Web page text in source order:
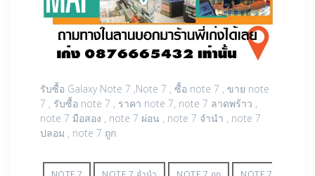
รับซื้อ Galaxy Note 7 ,Note 7 , ซื้อ note 7 , ขาย note
7 , รับซื้อ note 7 , ราคา note 7, note 7 ลาดพร้าว ,
note 7 มือสอง , note 7 ผ่อน , note 7 จำนำ , note 7
ปลอม , note 7 ถูก